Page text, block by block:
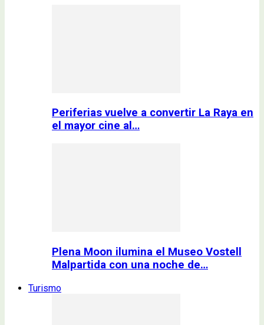
Periferias vuelve a convertir La Raya en
el mayor cine al…
Plena Moon ilumina el Museo Vostell
Malpartida con una noche de…
Turismo